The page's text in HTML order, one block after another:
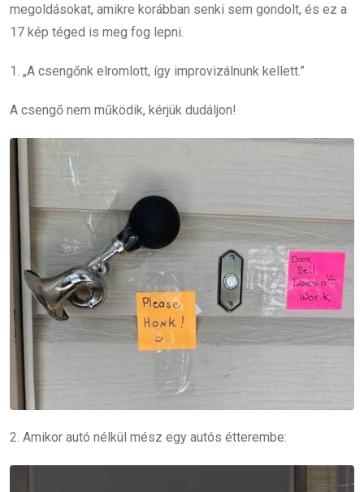
megoldásokat, amikre korábban senki sem gondolt, és ez a
17 kép téged is meg fog lepni.
1. „A csengőnk elromlott, így improvizálnunk kellett.”
A csengő nem működik, kérjük dudáljon!
2. Amikor autó nélkül mész egy autós étterembe: